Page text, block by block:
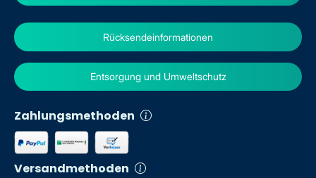
Zahlungsmethoden
Versandmethoden
Rücksendeinformationen
Entsorgung und Umweltschutz